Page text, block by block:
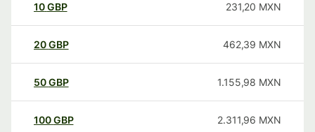
10GBP 231,20 MXN
20GBP 462,39 MXN
50GBP 1.155,98 MXN
100GBP 2.311,96 MXN